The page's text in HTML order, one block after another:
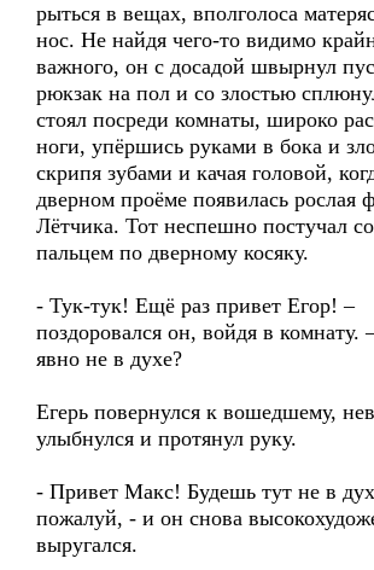
рыться в вещах, вполголоса
нос. Не найдя чего-то видимо
важного, он с досадой швырнул
рюкзак на пол и со злостью
стоял посреди комнаты, широко
ноги, упёршись руками в бока и
скрипя зубами и качая головой,
дверном проёме появилась рослая
Лётчика. Тот неспешно постучал
пальцем по дверному косяку.
- Тук-тук! Ещё раз привет Егор! –
поздоровался он, войдя в
явно не в духе?
Егерь повернулся к вошедшему,
улыбнулся и протянул руку.
- Привет Макс! Будешь тут не в
пожалуй, - и он снова
выругался.